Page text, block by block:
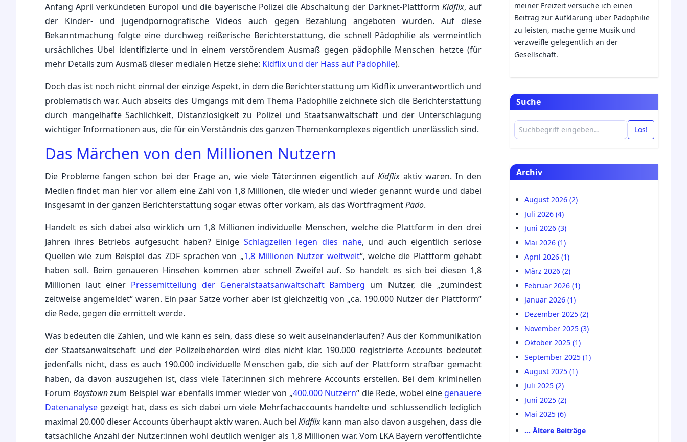
Anfang April verkündeten Europol und die bayerische Polizei die Abschaltung der Darknet-Plattform Kidflix, auf
der Kinder- und jugendpornografische Videos auch gegen Bezahlung angeboten wurden. Auf diese
Bekanntmachung folgte eine durchweg reißerische Berichterstattung, die schnell Pädophilie als vermeintlich
ursächliches Übel identifizierte und in einem verstörendem Ausmaß gegen pädophile Menschen hetzte (für
mehr Details zum Ausmaß dieser medialen Hetze siehe: Kidflix und der Hass auf Pädophile).
Doch das ist noch nicht einmal der einzige Aspekt, in dem die Berichterstattung um Kidflix unverantwortlich und
problematisch war. Auch abseits des Umgangs mit dem Thema Pädophilie zeichnete sich die Berichterstattung
durch mangelhafte Sachlichkeit, Distanzlosigkeit zu Polizei und Staatsanwaltschaft und der Unterschlagung
wichtiger Informationen aus, die für ein Verständnis des ganzen Themenkomplexes eigentlich unerlässlich sind.
Das Märchen von den Millionen Nutzern
Die Probleme fangen schon bei der Frage an, wie viele Täter:innen eigentlich auf Kidflixaktiv waren. In den
Medien findet man hier vor allem eine Zahl von 1,8 Millionen, die wieder und wieder genannt wurde und dabei
insgesamt in der ganzen Berichterstattung sogar etwas öfter vorkam, als das WortfragmentPädo.
Handelt es sich dabei also wirklich um 1,8 Millionen individuelle Menschen, welche die Plattform in den drei
Jahren ihres Betriebs aufgesucht haben? Einige Schlagzeilen legen dies nahe, und auch eigentlich seriöse
Quellen wie zum Beispiel das ZDF sprachen von „1,8 Millionen Nutzer weltweit“, welche die Plattform gehabt
haben soll. Beim genaueren Hinsehen kommen aber schnell Zweifel auf. So handelt es sich bei diesen 1,8
Millionen laut einer Pressemitteilung der Generalstaatsanwaltschaft Bamberg um Nutzer, die „zumindest
zeitweise angemeldet“ waren. Ein paar Sätze vorher aber ist gleichzeitig von „ca. 190.000 Nutzer der Plattform“
die Rede, gegen die ermittelt werde.
Was bedeuten die Zahlen, und wie kann es sein, dass diese so weit auseinanderlaufen? Aus der Kommunikation
der Staatsanwaltschaft und der Polizeibehörden wird dies nicht klar. 190.000 registrierte Accounts bedeutet
jedenfalls nicht, dass es auch 190.000 individuelle Menschen gab, die sich auf der Plattform strafbar gemacht
haben, da davon auszugehen ist, dass viele Täter:innen sich mehrere Accounts erstellen. Bei dem kriminellen
Forum Boystownzum Beispiel war ebenfalls immer wieder von „400.000 Nutzern“ die Rede, wobei eine genauere
Datenanalyse gezeigt hat, dass es sich dabei um viele Mehrfachaccounts handelte und schlussendlich lediglich
maximal 20.000 dieser Accounts überhaupt aktiv waren. Auch bei Kidflix kann man also davon ausgehen, dass die
tatsächliche Anzahl der Nutzer:innen wohl deutlich weniger als 1,8 Millionen war. Vom LKA Bayern veröffentlichte
meiner Freizeit versuche ich einen
Beitrag zur Aufklärung über Pädophilie
zu leisten, mache gerne Musik und
verzweifle gelegentlich an der
Gesellschaft.
Suche
Los!
Archiv
August 2026 (2)
Juli 2026 (4)
Juni 2026 (3)
Mai 2026 (1)
April 2026 (1)
März 2026 (2)
Februar 2026 (1)
Januar 2026 (1)
Dezember 2025 (2)
November 2025 (3)
Oktober 2025 (1)
September 2025 (1)
August 2025 (1)
Juli 2025 (2)
Juni 2025 (2)
Mai 2025 (6)
… Ältere Beiträge